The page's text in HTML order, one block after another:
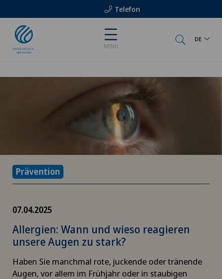
Telefon
MENU
DE
Prävention
07.04.2025
Allergien: Wann und wieso reagieren
unsere Augen zu stark?
Haben Sie manchmal rote, juckende oder tränende
Augen, vor allem im Frühjahr oder in staubigen